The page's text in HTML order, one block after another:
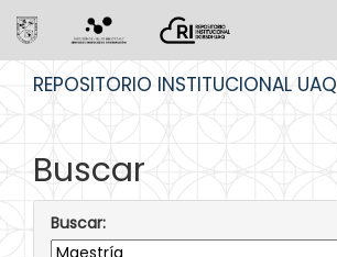
REPOSITORIO INSTITUCIONAL UAQ
Buscar
Buscar: